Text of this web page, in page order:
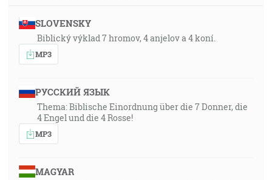
SLOVENSKY
Biblický výklad 7 hromov, 4 anjelov a 4 koní.
MP3
РУССКИЙ ЯЗЫК
Thema: Biblische Einordnung über die 7 Donner, die
4 Engel und die 4 Rosse!
MP3
MAGYAR